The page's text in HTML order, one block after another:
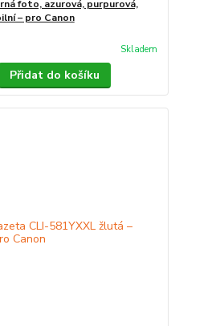
foto, azurová, purpurová,
– pro Canon
Skladem
Přidat do košíku